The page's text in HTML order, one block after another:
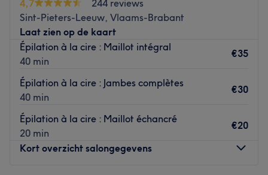
fonction de vos besoins. L'institut est facilement
accessible en transports en commun avec le métro 1, le
tram 39 ou le bus 36 : arrêt Stockel.
4,7
244 reviews
Sint-Pieters-Leeuw, Vlaams-Brabant
Laat zien op de kaart
Épilation à la cire : Maillot intégral
40 min
€35
Épilation à la cire : Jambes complètes
40 min
€30
Épilation à la cire : Maillot échancré
20 min
€20
Kort overzicht salongegevens